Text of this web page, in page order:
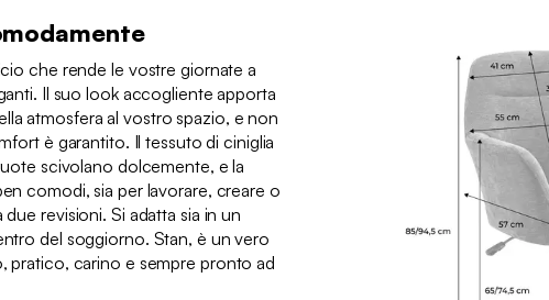
che rende le vostre giornate a
Il suo look accogliente apporta
atmosfera al vostro spazio, e non
è garantito. Il tessuto di ciniglia
scivolano dolcemente, e la
comodi, sia per lavorare, creare o
revisioni. Si adatta sia in un
del soggiorno. Stan, è un vero
pratico, carino e sempre pronto ad